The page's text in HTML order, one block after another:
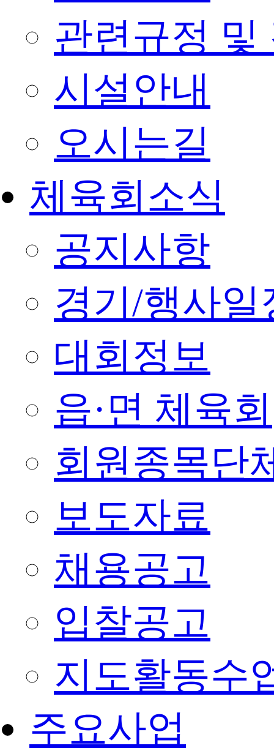
관련규정 및
시설안내
오시는길
체육회소식
공지사항
경기/행사일
대회정보
읍·면 체육회
회원종목단
보도자료
채용공고
입찰공고
지도활동수
주요사업